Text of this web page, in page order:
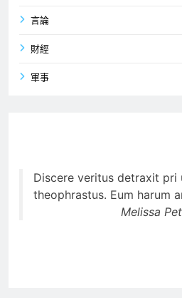
言論
財經
軍事
Discere veritus detraxit pri
theophrastus. Eum harum
Melissa